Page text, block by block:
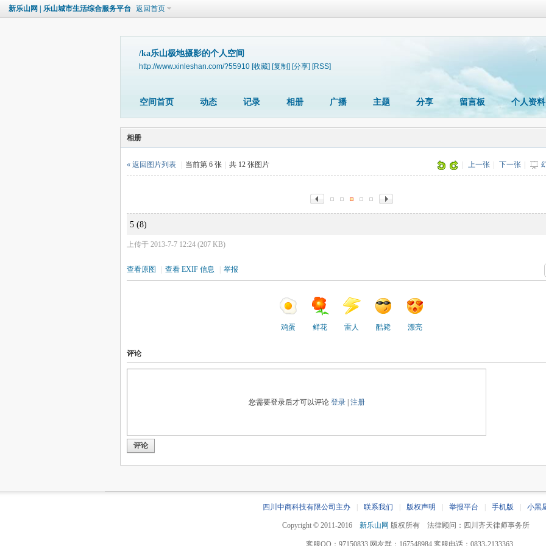
新乐山网 | 乐山城市生活综合服务平台 返回首页
/ka乐山极地摄影的个人空间
http://www.xinleshan.com/?55910 [收藏] [复制] [分享] [RSS]
空间首页 动态 记录 相册 广播 主题 分享 留言板 个人资料
相册
上一张 下一张
« 返回图片列表 当前第 6 张 共 12 张图片
5 (8)
上传于 2013-7-7 12:24 (207 KB)
查看原图 查看 EXIF 信息 举报
鸡蛋 鲜花 雷人 酷毙 漂亮
评论
您需要登录后才可以评论 登录| 注册
评论
四川中商科技有限公司主办 联系我们 版权声明 举报平台 手机版 小黑
Copyright © 2011-2016 新乐山网 版权所有 法律顾问：四川齐天律师事务所
客服QQ：97150833 网友群：167548984 客服电话：0833-2133363